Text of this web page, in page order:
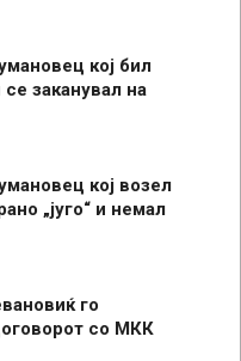
кој бил
заканувал на
кој возел
„југо“ и немал
го
со МКК